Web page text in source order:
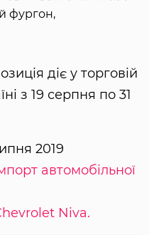
фургон,
діє у торговій
з 19 серпня по 31
2019
автомобільної
Niva.